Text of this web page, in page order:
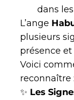
dans
L’ange
plusieurs
présence
Voici
reconnaître :
✨ Les